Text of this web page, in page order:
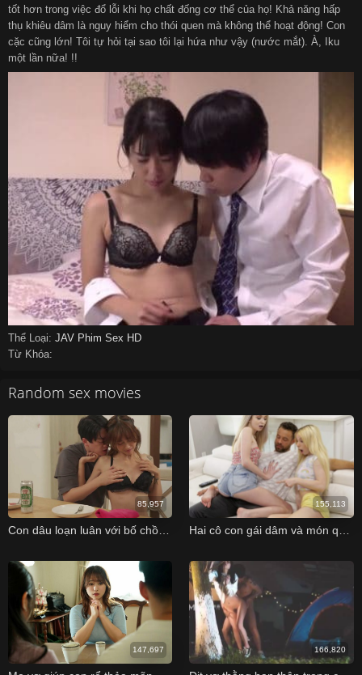
tốt hơn trong việc đổ lỗi khi họ chất đống cơ thể của họ! Khả năng hấp
thụ khiêu dâm là nguy hiểm cho thói quen mà không thể hoạt động! Con
cặc cũng lớn! Tôi tự hỏi tại sao tôi lại hứa như vậy (nước mắt). À, Iku
một lần nữa! !!
Thể Loại: JAV Phim Sex HD
Từ Khóa:
Random sex movies
85,957 155,113
147,697 166,820